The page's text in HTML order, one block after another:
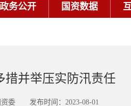
政务公开 国资数据
措并举压实防汛责任
资委 发布时间：2023-08-01